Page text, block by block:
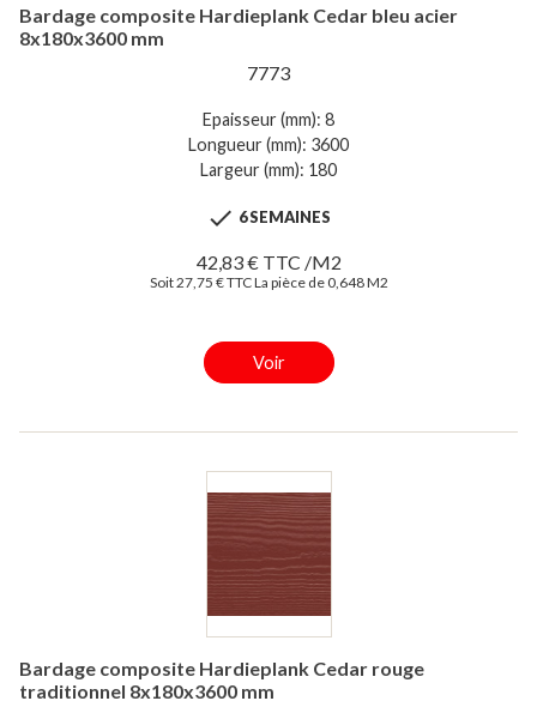
Bardage composite Hardieplank Cedar bleu acier
8x180x3600 mm
7773
Epaisseur (mm): 8
Longueur (mm): 3600
Largeur (mm): 180
 6 SEMAINES
42,83 € TTC /M2
Soit 27,75 € TTC La pièce de 0,648 M2
Voir
Bardage composite Hardieplank Cedar rouge
traditionnel 8x180x3600 mm